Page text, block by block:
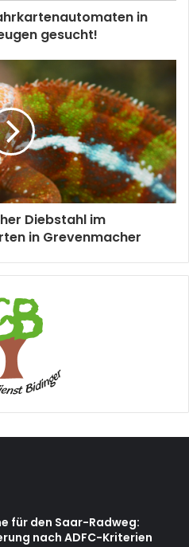
in
gesucht!
Diebstahl im
in Grevenmacher
für den Saar-Radweg:
nach ADFC-Kriterien